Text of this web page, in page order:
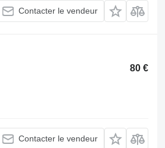
Contacter le vendeur
80 €
Contacter le vendeur